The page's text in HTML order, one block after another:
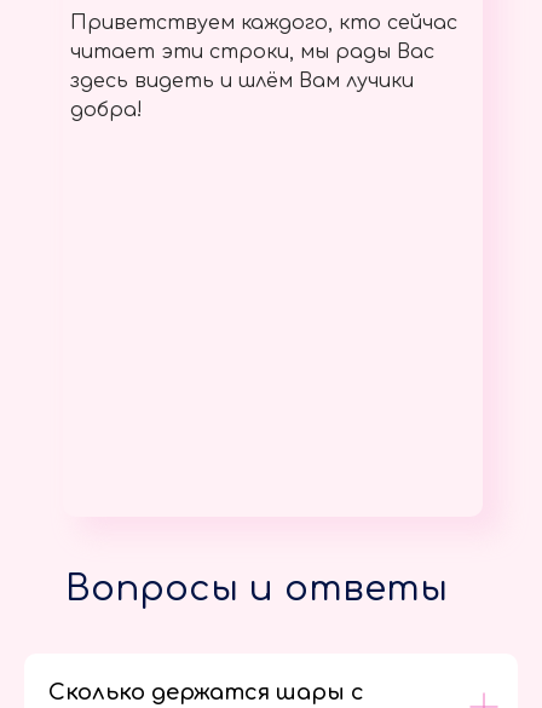
Приветствуем каждого, кто сейчас
читает эти строки, мы рады Вас
здесь видеть и шлём Вам лучики
добра!
Вопросы и ответы
Сколько держатся шары с